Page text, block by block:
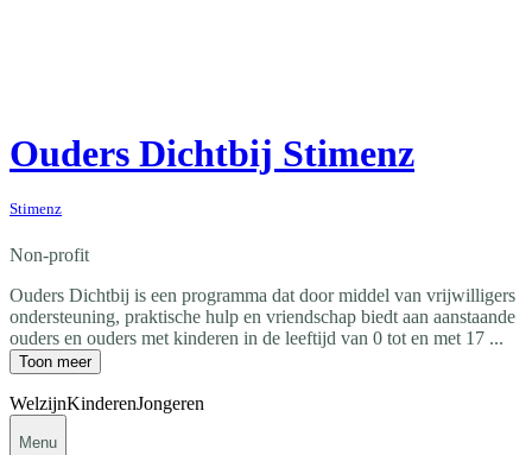
Ouders Dichtbij Stimenz
Stimenz
Non-profit
Ouders Dichtbij is een programma dat door middel van vrijwilligers
ondersteuning, praktische hulp en vriendschap biedt aan aanstaande
ouders en ouders met kinderen in de leeftijd van 0 tot en met 17 ...
Toon meer
WelzijnKinderenJongeren
Menu